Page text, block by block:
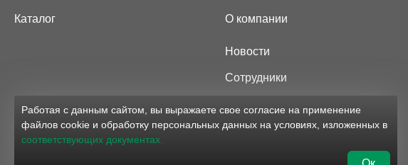
Каталог О компании
Новости
Сотрудники
Карта сайта
Работая с данным сайтом, вы выражаете свое согласие на применение
файлов cookie и обработку персональных данных на условиях, изложенных в
соответствующих документах.